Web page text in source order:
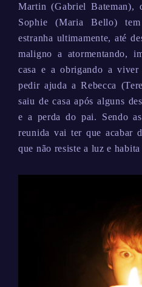
Martin (Gabriel Bateman),
Sophie (Maria Bello)
estranha ultimamente, até
maligno a atormentando,
casa e a obrigando a
pedir ajuda a Rebecca
saiu de casa após alguns
e a perda do pai. Sendo
reunida vai ter que acabar
que não resiste a luz e habita